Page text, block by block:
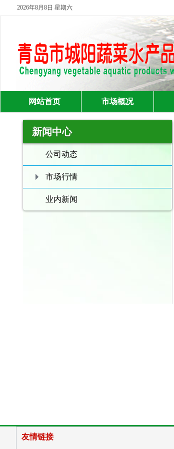
2026年8月8日 星期六
网站首页 市场概况
新闻中心
公司动态
市场行情
业内新闻
友情链接